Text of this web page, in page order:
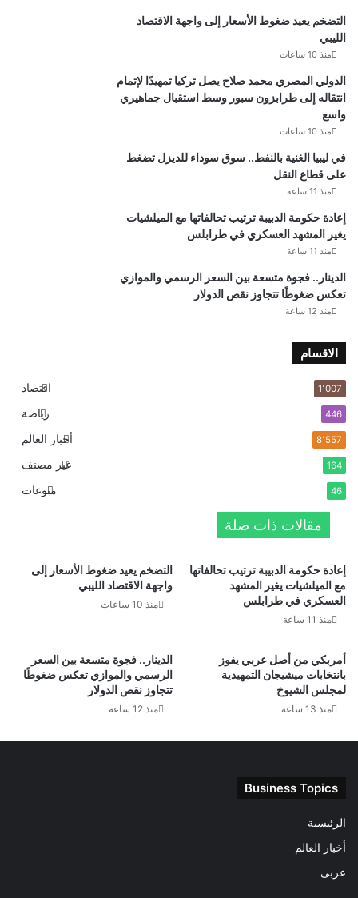
التضخم يعيد ضغوط الأسعار إلى واجهة الاقتصاد
الليبي
منذ 10 ساعات
الدولي المصري محمد صلاح يصل تركيا تمهيدًا لإتمام
انتقاله إلى طرابزون سبور وسط استقبال جماهيري
واسع
منذ 10 ساعات
في ليبيا الغنية بالنفط.. سوق سوداء للديزل تضغط
على قطاع النقل
منذ 11 ساعة
إعادة حكومة الدبيبة ترتيب تحالفاتها مع الميلشيات
يغير المشهد العسكري في طرابلس
منذ 11 ساعة
الدينار.. فجوة متسعة بين السعر الرسمي والموازي
تعكس ضغوطًا تتجاوز نقص الدولار
منذ 12 ساعة
الاقسام
اقتصاد 1٬007
رياضة 446
أخبار العالم 8٬557
غير مصنف 164
منوعات 46
مقالات ذات صلة
التضخم يعيد ضغوط الأسعار إلى
واجهة الاقتصاد الليبي
منذ 10 ساعات
إعادة حكومة الدبيبة ترتيب تحالفاتها
مع الميلشيات يغير المشهد
العسكري في طرابلس
منذ 11 ساعة
الدينار.. فجوة متسعة بين السعر
الرسمي والموازي تعكس ضغوطًا
تتجاوز نقص الدولار
منذ 12 ساعة
أمربكي من أصل عربي يفوز
بانتخابات ميشيجان التمهيدية
لمجلس الشيوخ
منذ 13 ساعة
Business Topics
الرئيسية
أخبار العالم
عربى